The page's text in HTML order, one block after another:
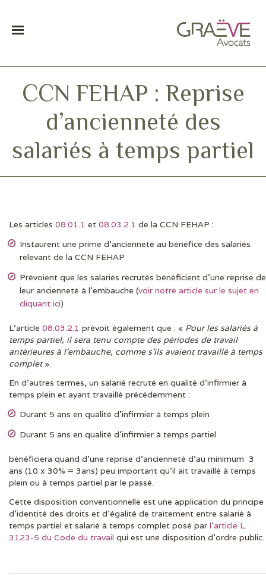
CCN FEHAP : Reprise
d’ancienneté des
salariés à temps partiel
Les articles 08.01.1 et 08.03.2.1 de la CCN FEHAP :
Instaurent une prime d’ancienneté au bénéfice des salariés
relevant de la CCN FEHAP
Prévoient que les salariés recrutés bénéficient d’une reprise de
leur ancienneté à l’embauche (voir notre article sur le sujet en
cliquant ici)
L’article 08.03.2.1 prévoit également que : « Pour les salariés à
temps partiel, il sera tenu compte des périodes de travail
antérieures à l’embauche, comme s’ils avaient travaillé à temps
complet».
En d’autres termes, un salarié recruté en qualité d’infirmier à
temps plein et ayant travaillé précédemment :
Durant 5 ans en qualité d’infirmier à temps plein
Durant 5 ans en qualité d’infirmier à temps partiel
bénéficiera quand d’une reprise d’ancienneté d’au minimum 3
ans (10 x 30% = 3ans) peu important qu’il ait travaillé à temps
plein ou à temps partiel par le passé.
Cette disposition conventionnelle est une application du principe
d’identité des droits et d’égalité de traitement entre salarié à
temps partiel et salarié à temps complet posé par l’article L.
3123-5 du Code du travail qui est une disposition d’ordre public.
DERNIÈRES ACTUS